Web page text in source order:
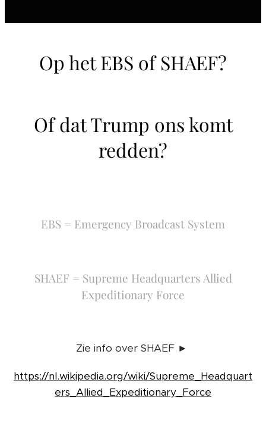
Op het EBS of SHAEF?
Of dat Trump ons komt
redden?
EBS = Emergency Broadcast System
SHAEF = Supreme Headquarters Allied
Expeditionary Force
Zie info over SHAEF ►
https://nl.wikipedia.org/wiki/Supreme_Headquart
ers_Allied_Expeditionary_Force